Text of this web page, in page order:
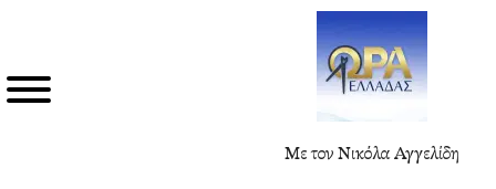
Με τον Νικόλα Αγγελίδη